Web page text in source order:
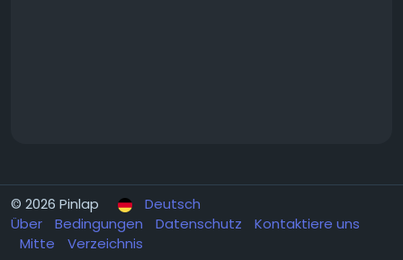
© 2026 Pinlap
Deutsch
Über
Bedingungen Datenschutz
Kontaktiere uns
Mitte
Verzeichnis